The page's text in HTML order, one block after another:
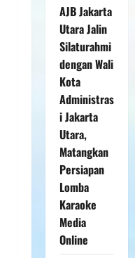
AJB Jakarta
Utara Jalin
Silaturahmi
dengan Wali
Kota
Administras
i Jakarta
Utara,
Matangkan
Persiapan
Lomba
Karaoke
Media
Online